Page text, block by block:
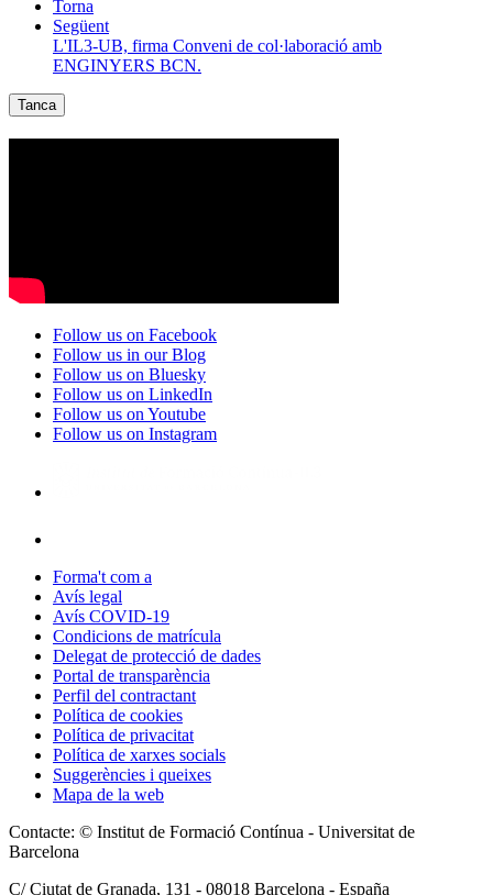
Torna
Següent
L'IL3-UB, firma Conveni de col·laboració amb
ENGINYERS BCN.
Tanca
Follow us on Facebook
Follow us in our Blog
Follow us on Bluesky
Follow us on LinkedIn
Follow us on Youtube
Follow us on Instagram
Forma't com a
Avís legal
Avís COVID-19
Condicions de matrícula
Delegat de protecció de dades
Portal de transparència
Perfil del contractant
Política de cookies
Política de privacitat
Política de xarxes socials
Suggerències i queixes
Mapa de la web
Contacte: © Institut de Formació Contínua - Universitat de
Barcelona
C/ Ciutat de Granada, 131 - 08018 Barcelona - España